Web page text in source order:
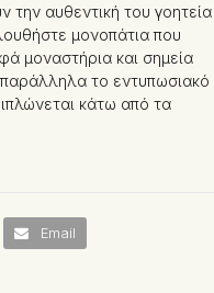
την αυθεντική του γοητεία
μονοπάτια που
μοναστήρια και σημεία
το εντυπωσιακό
κάτω από τα
Email